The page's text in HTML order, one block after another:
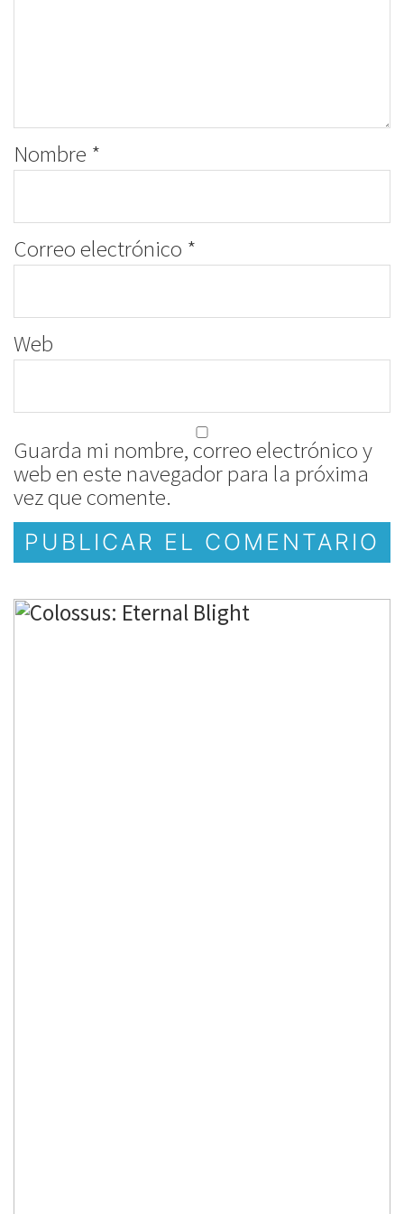
Nombre *
Correo electrónico *
Web
Guarda mi nombre, correo electrónico y
web en este navegador para la próxima
vez que comente.